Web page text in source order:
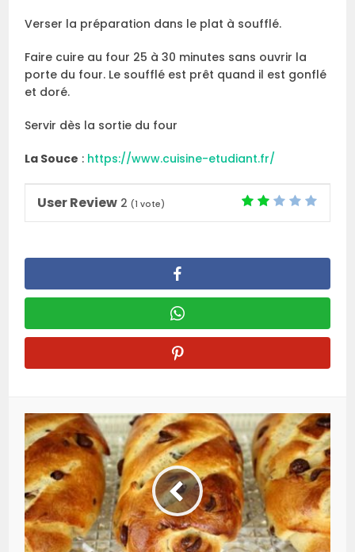
Verser la préparation dans le plat à soufflé.
Faire cuire au four 25 à 30 minutes sans ouvrir la
porte du four. Le soufflé est prêt quand il est gonflé
et doré.
Servir dès la sortie du four
La Souce : https://www.cuisine-etudiant.fr/
User Review 2 (1 vote)